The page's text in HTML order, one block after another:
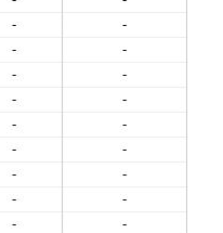
-
-
-
-
-
-
-
-
-
-
-
-
-
-
-
-
-
-